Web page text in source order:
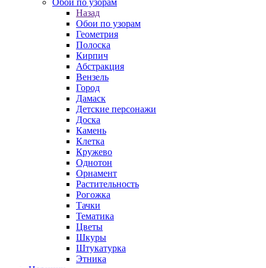
Обои по узорам
Назад
Обои по узорам
Геометрия
Полоска
Кирпич
Абстракция
Вензель
Город
Дамаск
Детские персонажи
Доска
Камень
Клетка
Кружево
Однотон
Орнамент
Растительность
Рогожка
Тачки
Тематика
Цветы
Шкуры
Штукатурка
Этника